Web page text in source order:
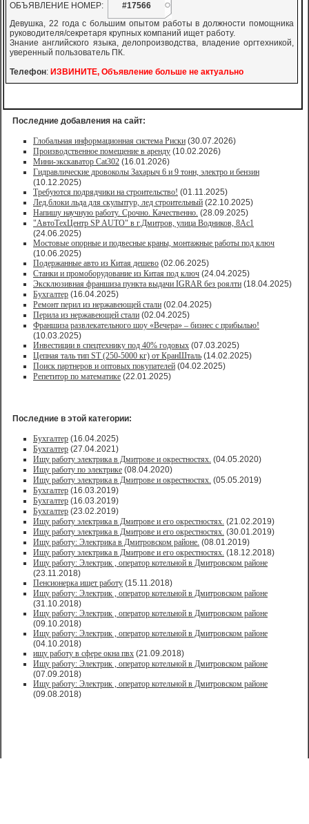
ОБЪЯВЛЕНИЕ НОМЕР:
#17566
Девушка, 22 года с большим опытом работы в должности помощника
руководителя/секретаря крупных компаний ищет работу.
Знание английского языка, делопроизводства, владение оргтехникой,
уверенный пользователь ПК.
Телефон: ИЗВИНИТЕ, Объявление больше не актуально
Последние добавления на сайт:
Глобальная информационная система Риски (30.07.2026)
Производственное помещение в аренду (10.02.2026)
Мини-экскаватор Cat302 (16.01.2026)
Гидравлические дровоколы Захарыч 6 и 9 тонн, электро и бензин
(10.12.2025)
Требуются подрядчики на строительство! (01.11.2025)
Лед,блоки льда для скульптур, лед строительный (22.10.2025)
Напишу научную работу. Срочно. Качественно. (28.09.2025)
"АвтоТехЦентр SP AUTO" в г.Дмитров, улица Водников, 8Ас1
(24.06.2025)
Мостовые опорные и подвесные краны, монтажные работы под ключ
(10.06.2025)
Подержанные авто из Китая дешево (02.06.2025)
Станки и промоборудование из Китая под ключ (24.04.2025)
Эксклюзивная франшиза пункта выдачи IGRAR без роялти (18.04.2025)
Бухгалтер (16.04.2025)
Ремонт перил из нержавеющей стали (02.04.2025)
Перила из нержавеющей стали (02.04.2025)
Франшиза развлекательного шоу «Вечера» – бизнес с прибылью!
(10.03.2025)
Инвестиции в спецтехнику под 40% годовых (07.03.2025)
Цепная таль тип ST (250-5000 кг) от КранШталь (14.02.2025)
Поиск партнеров и оптовых покупателей (04.02.2025)
Репетитор по математике (22.01.2025)
Последние в этой категории:
Бухгалтер (16.04.2025)
Бухгалтер (27.04.2021)
Ищу работу электрика в Дмитрове и окрестностях. (04.05.2020)
Ищу работу по электрике (08.04.2020)
Ищу работу электрика в Дмитрове и окрестностях. (05.05.2019)
Бухгалтер (16.03.2019)
Бухгалтер (16.03.2019)
Бухгалтер (23.02.2019)
Ищу работу электрика в Дмитрове и его окрестностях. (21.02.2019)
Ищу работу электрика в Дмитрове и его окрестностях. (30.01.2019)
Ищу работу: Электрика в Дмитровском районе. (08.01.2019)
Ищу работу электрика в Дмитрове и его окрестностях. (18.12.2018)
Ищу работу: Электрик , оператор котельной в Дмитровском районе
(23.11.2018)
Пенсионерка ищет работу (15.11.2018)
Ищу работу: Электрик , оператор котельной в Дмитровском районе
(31.10.2018)
Ищу работу: Электрик , оператор котельной в Дмитровском районе
(09.10.2018)
Ищу работу: Электрик , оператор котельной в Дмитровском районе
(04.10.2018)
ищу работу в сфере окна пвх (21.09.2018)
Ищу работу: Электрик , оператор котельной в Дмитровском районе
(07.09.2018)
Ищу работу: Электрик , оператор котельной в Дмитровском районе
(09.08.2018)